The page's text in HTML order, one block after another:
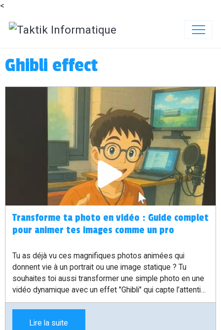
<
Ghibli effect
Transforme ta photo en vidéo : Guide complet
pour animer tes images comme un pro
Tu as déjà vu ces magnifiques photos animées qui
donnent vie à un portrait ou une image statique ? Tu
souhaites toi aussi transformer une simple photo en une
vidéo dynamique avec un effet "Ghibli" qui capte l’attention
? Dans cet article, je vais te montrer étape par étape
comment créer cet effet d’animation à partir d’une photo,
grâce à des outils accessibles et faciles à utiliser. Inspiré
Lire la suite